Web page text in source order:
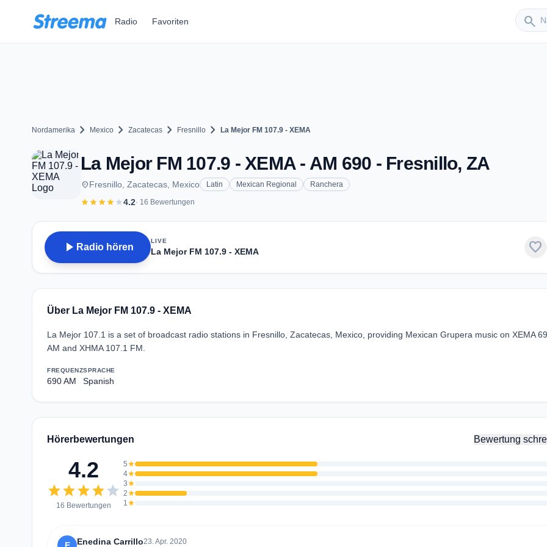
Radio Favoriten search
Sender
Nordamerika chevron_right Mexico chevron_right Zacatecas chevron_right Fresnillo chevron_right La Mejor FM 107.9 - XEMA
La Mejor FM 107.9 - XEMA - AM 690 - Fresnillo, ZA
placeFresnillo, Zacatecas, Mexico Latin Mexican Regional Ranchera
starstarstarstarstar4.2· 16 Bewertungen
play_arrow Radio hören
LIVE
La Mejor FM 107.9 - XEMA favorite
Über La Mejor FM 107.9 - XEMA
La Mejor 107.1 is a set of broadcast radio stations in Fresnillo, Zacatecas, Mexico, providing Mexican Grupera music on XEMA
AM and XHMA 107.1 FM.
FREQUENZ
690 AM
SPRACHE
Spanish
Hörerbewertungen Bewertung
4.2
starstarstarstarstar
16 Bewertungen
5star
4star
3star
2star
1star
Enedina Carrillo23. Apr. 2020